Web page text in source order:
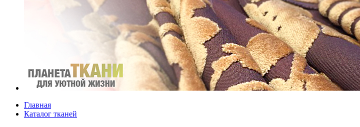
Главная
Каталог тканей